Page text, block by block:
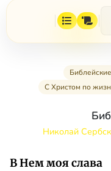
С Христом по
Николай
В Нем моя слава